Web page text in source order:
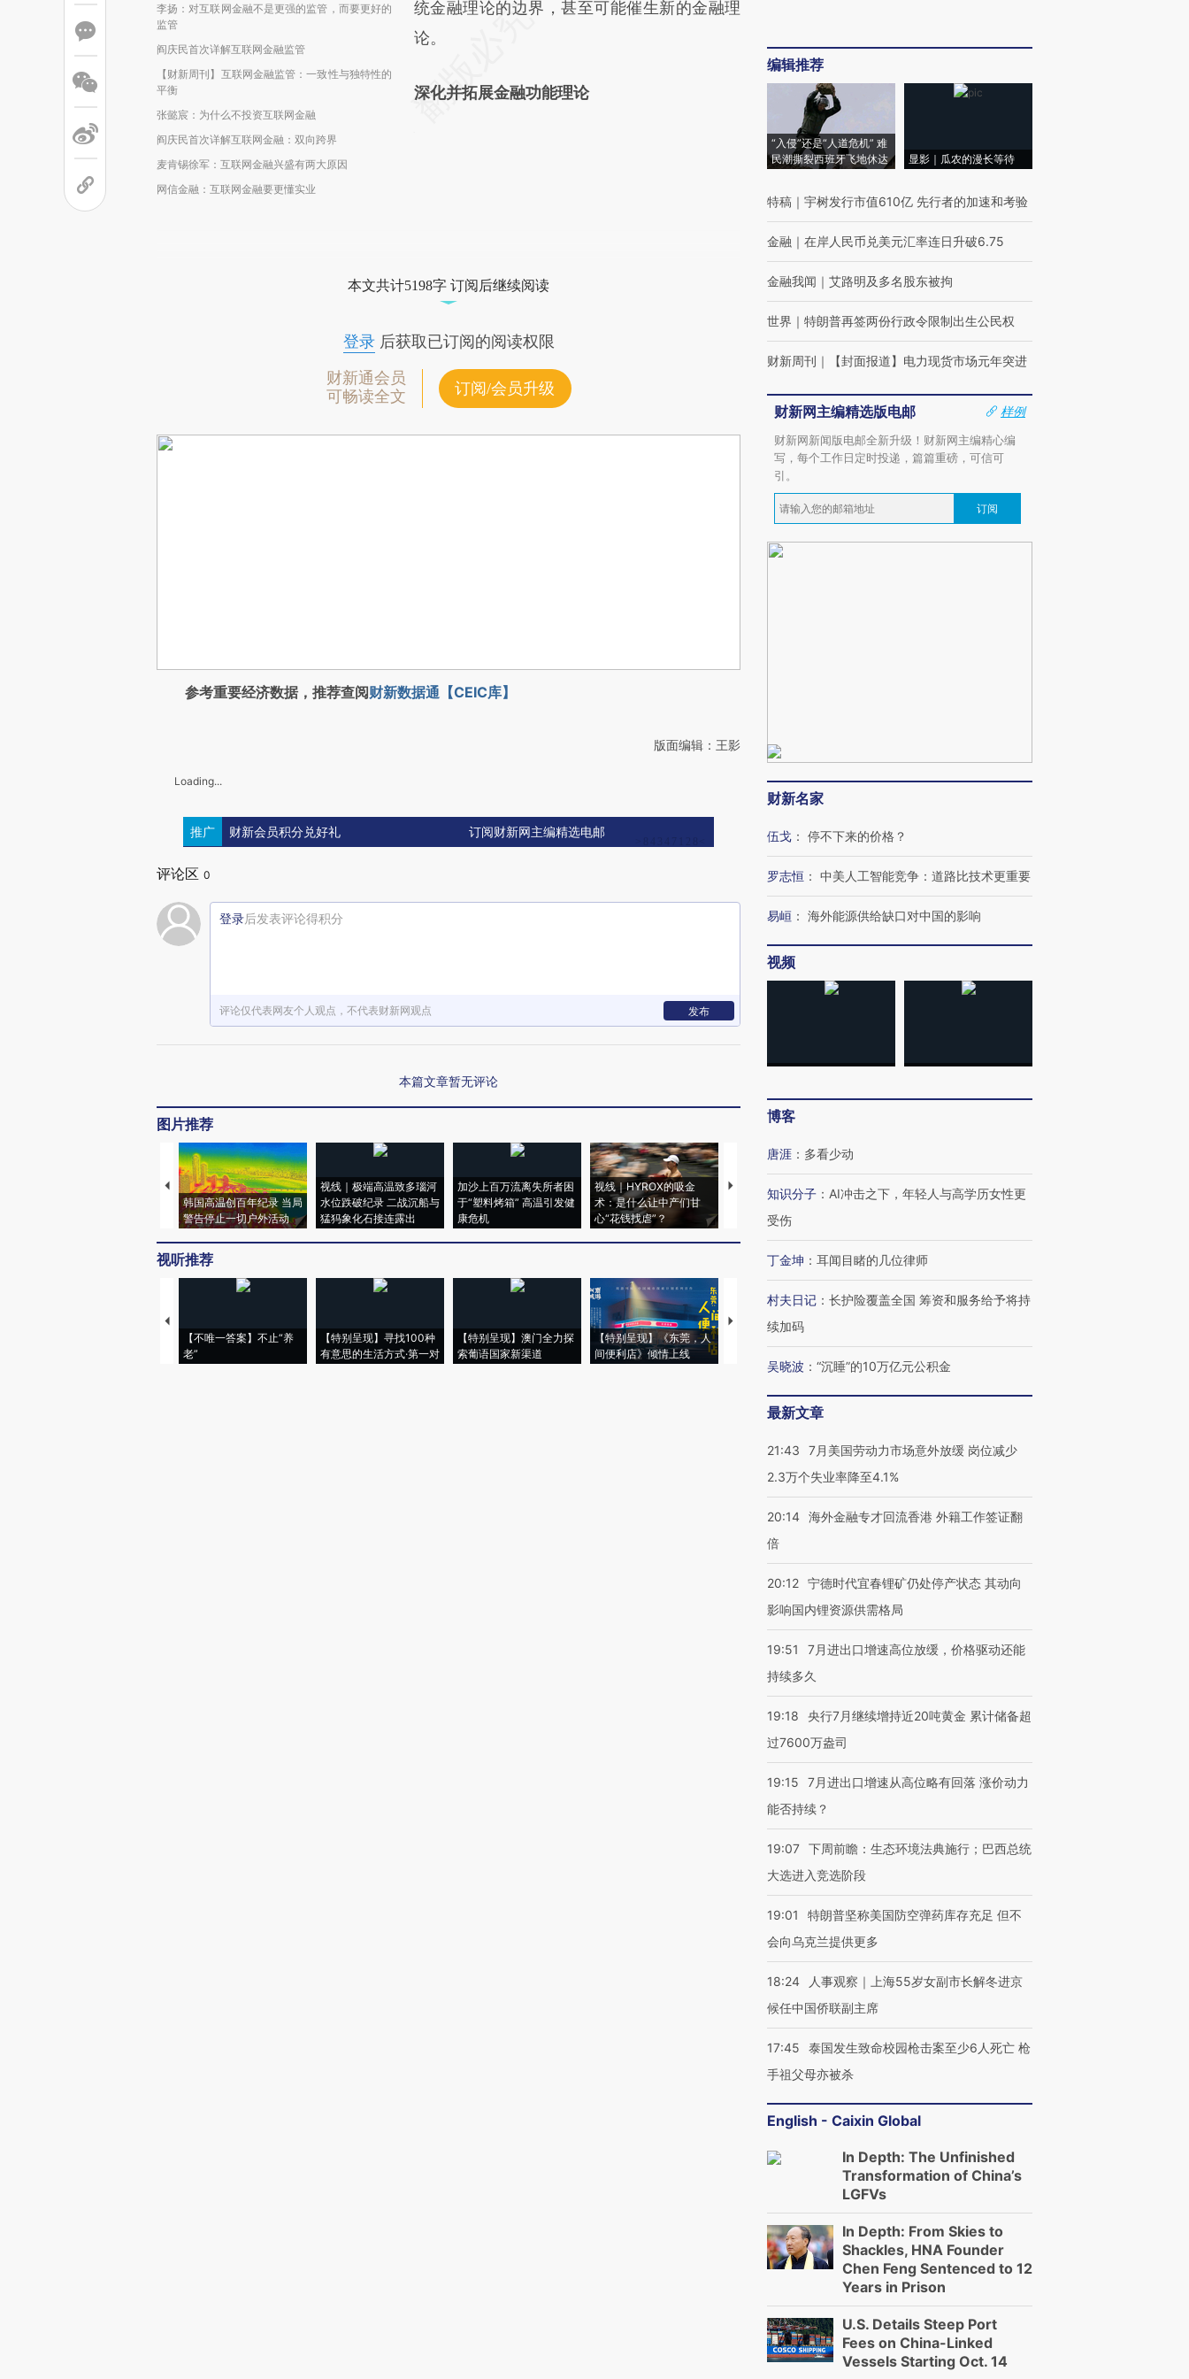
李扬：对互联网金融不是更强的监管，而要更好的
监管
阎庆民首次详解互联网金融监管
【财新周刊】互联网金融监管：一致性与独特性的
平衡
张懿宸：为什么不投资互联网金融
阎庆民首次详解互联网金融：双向跨界
麦肯锡徐军：互联网金融兴盛有两大原因
网信金融：互联网金融要更懂实业
统金融理论的边界，甚至可能催生新的金融理
论。
深化并拓展金融功能理论
本文共计5198字 订阅后继续阅读
登录后获取已订阅的阅读权限
财新通会员
可畅读全文
订阅/会员升级
参考重要经济数据，推荐查阅财新数据通【CEIC库】
版面编辑：王影
Loading...
推广 财新会员积分兑好礼 订阅财新网主编精选电邮
评论区 0
登录后发表评论得积分
评论仅代表网友个人观点，不代表财新网观点 发布
本篇文章暂无评论
图片推荐
韩国高温创百年纪录 当局
警告停止一切户外活动
视线｜极端高温致多瑙河
水位跌破纪录 二战沉船与
猛犸象化石接连露出
加沙上百万流离失所者困
于“塑料烤箱” 高温引发健
康危机
视线｜HYROX的吸金
术：是什么让中产们甘
心“花钱找虐”？
马航飞行员跨国走私7万
粒摇头丸 尿检体内含3种
视线｜被称为“蟑螂”的印
度Z世代 用街头抗争将教
视线｜“入侵”还是“人道危
机”？难民潮撕裂西班牙
视听推荐
【不唯一答案】不止“养
老”
【特别呈现】寻找100种
有意思的生活方式·第一对
【特别呈现】澳门全力探
索葡语国家新渠道
【特别呈现】《东莞，人
间便利店》倾情上线
【推广】走进第四届链博
编辑推荐
“入侵”还是“人道危机” 难
民潮撕裂西班牙飞地休达
显影｜瓜农的漫长等待
特稿 ｜ 宇树发行市值610亿 先行者的加速和考验
金融 ｜ 在岸人民币兑美元汇率连日升破6.75
金融我闻 ｜ 艾路明及多名股东被拘
世界 ｜ 特朗普再签两份行政令限制出生公民权
财新周刊 ｜ 【封面报道】电力现货市场元年突进
财新网主编精选版电邮
样例
财新网新闻版电邮全新升级！财新网主编精心编
写，每个工作日定时投递，篇篇重磅，可信可
引。
订阅
财新名家
伍戈 ： 停不下来的价格？
罗志恒 ： 中美人工智能竞争：道路比技术更重要
易峘 ： 海外能源供给缺口对中国的影响
视频
博客
唐涯 ： 多看少动
知识分子 ： AI冲击之下，年轻人与高学历女性更
受伤
丁金坤 ： 耳闻目睹的几位律师
村夫日记 ： 长护险覆盖全国 筹资和服务给予将持
续加码
吴晓波 ： “沉睡”的10万亿元公积金
最新文章
21:43
7月美国劳动力市场意外放缓 岗位减少
2.3万个失业率降至4.1%
20:14 海外金融专才回流香港 外籍工作签证翻
倍
20:12 宁德时代宜春锂矿仍处停产状态 其动向
影响国内锂资源供需格局
19:51
7月进出口增速高位放缓，价格驱动还能
持续多久
19:18
央行7月继续增持近20吨黄金 累计储备超
过7600万盎司
19:15
7月进出口增速从高位略有回落 涨价动力
能否持续？
19:07 下周前瞻：生态环境法典施行；巴西总统
大选进入竞选阶段
19:01
特朗普坚称美国防空弹药库存充足 但不
会向乌克兰提供更多
18:24
人事观察｜上海55岁女副市长解冬进京
候任中国侨联副主席
17:45
泰国发生致命校园枪击案至少6人死亡 枪
手祖父母亦被杀
English - Caixin Global
In Depth: The Unfinished
Transformation of China’s
LGFVs
In Depth: From Skies to
Shackles, HNA Founder
Chen Feng Sentenced to 12
Years in Prison
U.S. Details Steep Port
Fees on China-Linked
Vessels Starting Oct. 14